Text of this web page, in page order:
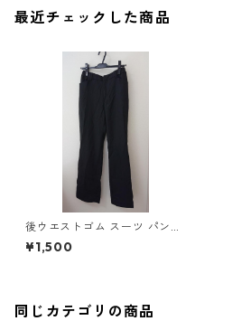
最近チェックした商品
後ウエストゴム スーツ パンツ
73ｰ97 ブラック ◆KIY-1266◆
¥1,500
同じカテゴリの商品